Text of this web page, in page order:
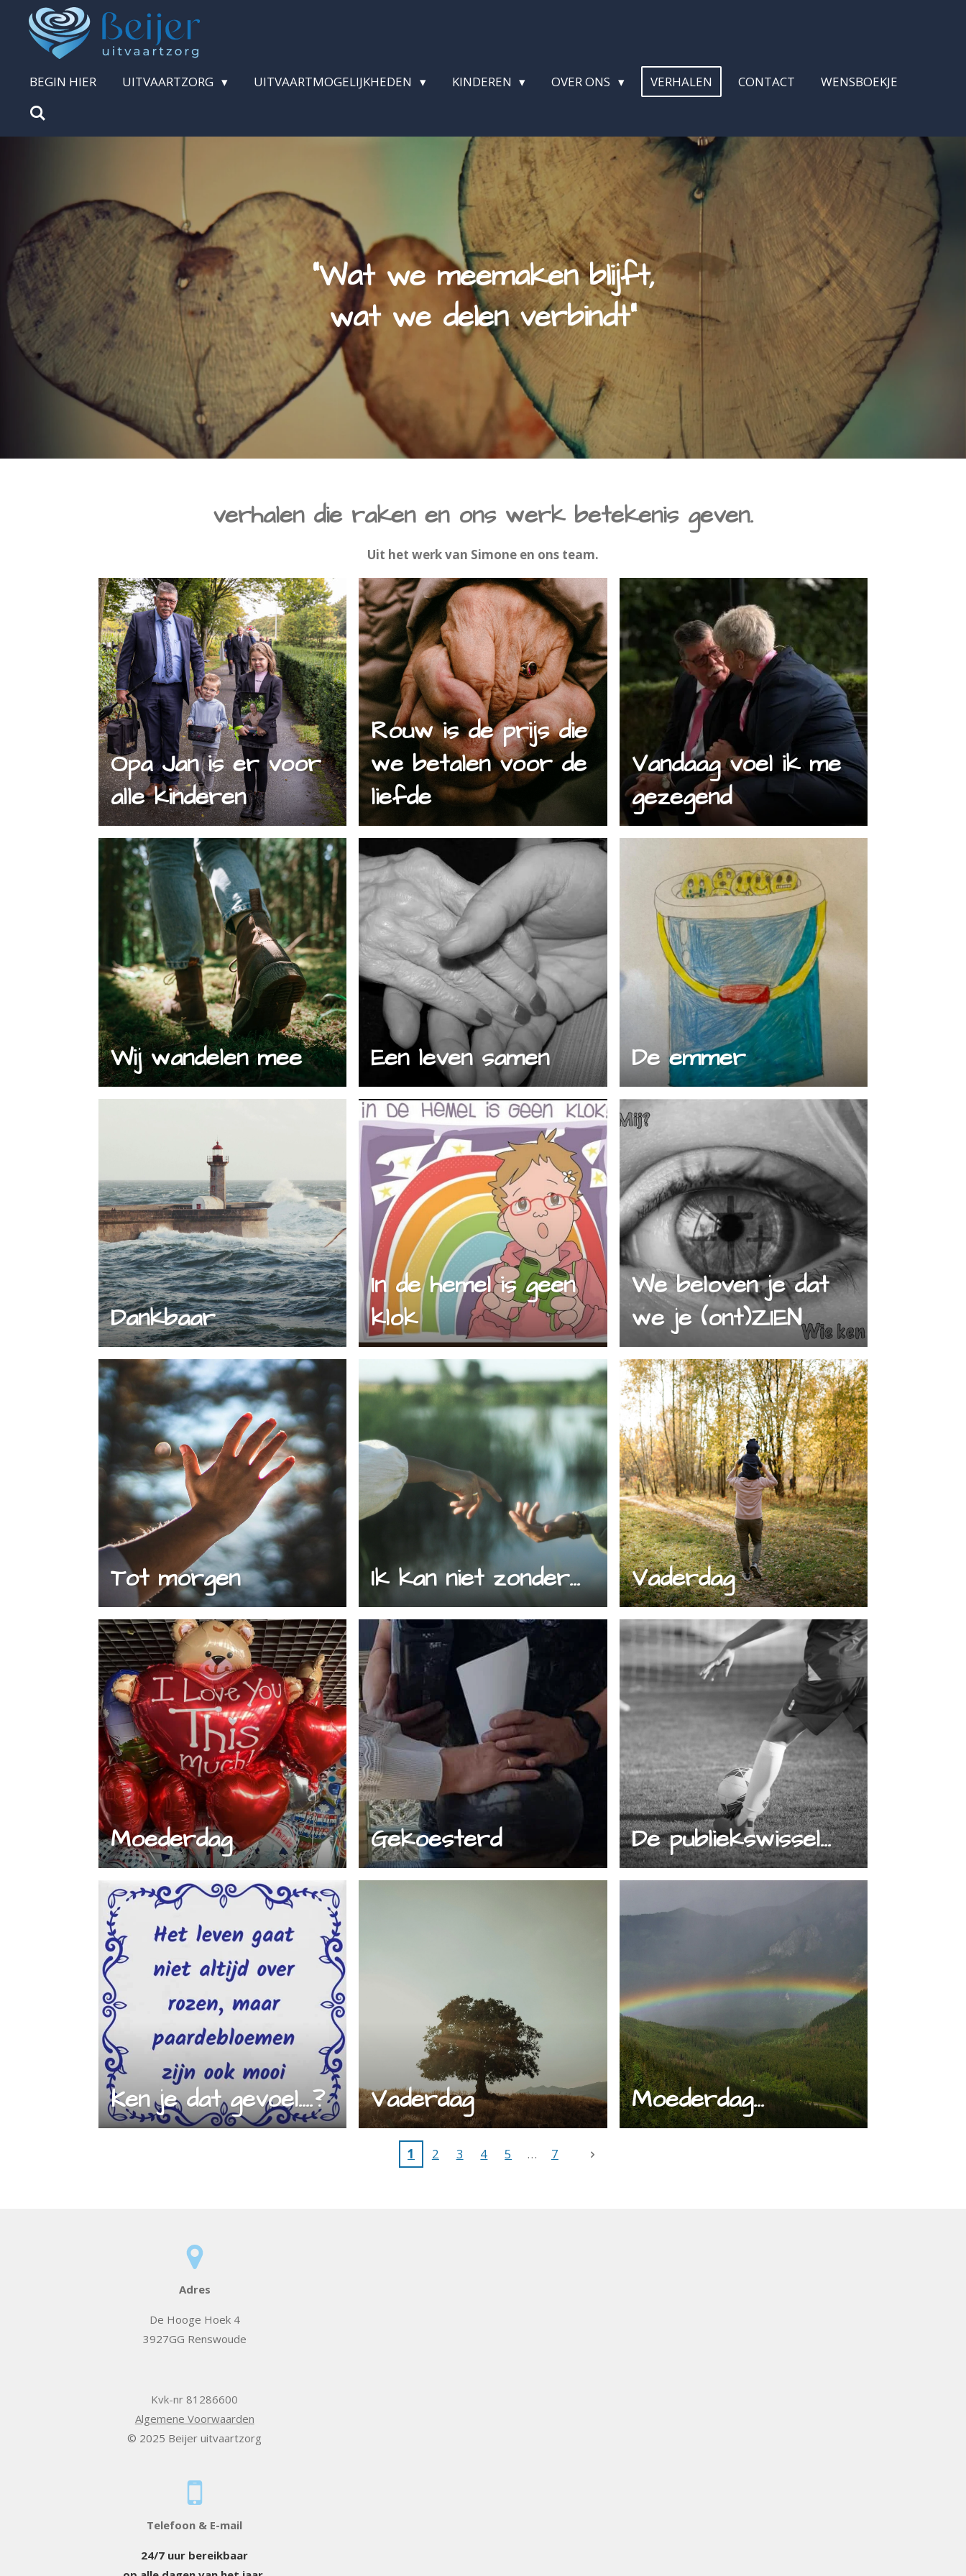
direct
hoofdinhoud
BEGIN HIER UITVAARTZORG UITVAARTMOGELIJKHEDEN KINDEREN OVER ONS VERHALEN CONTACT WENSBOEKJE
"Wat we meemaken blijft,
wat we delen verbindt"
verhalen die raken en ons werk betekenis geven.
Uit het werk van Simone en ons team.
Opa Jan is er voor
alle kinderen
Rouw is de prijs die
we betalen voor de
liefde
Vandaag voel ik me
gezegend
Wij wandelen mee Een leven samen De emmer
Dankbaar
In de hemel is geen
klok
We beloven je dat
we je (ont)ZIEN
Tot morgen Ik kan niet zonder... Vaderdag
Moederdag Gekoesterd De publiekswissel...
Ken je dat gevoel....? Vaderdag Moederdag...
1 2 3 4 5 7
Adres
De Hooge Hoek 4
3927GG Renswoude
Kvk-nr 81286600
Algemene Voorwaarden
© 2025 Beijer uitvaartzorg
Telefoon & E-mail
24/7 uur bereikbaar